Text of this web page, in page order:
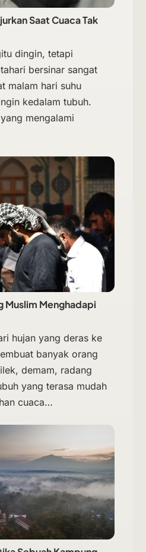
Saat Cuaca Tak
dingin, tetapi
bersinar sangat
malam hari suhu
kedalam tubuh.
mengalami
Muslim Menghadapi
hujan yang deras ke
banyak orang
demam, radang
yang terasa mudah
cuaca…